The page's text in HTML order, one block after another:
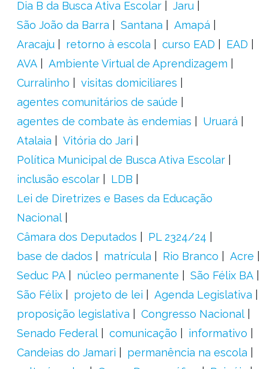
Dia B da Busca Ativa Escolar
Jaru
São João da Barra
Santana
Amapá
Aracaju
retorno à escola curso EAD
EAD
AVA
Ambiente Virtual de Aprendizagem
Curralinho
visitas domiciliares
agentes comunitários de saúde
agentes de combate às endemias
Uruará
Atalaia
Vitória do Jari
Política Municipal de Busca Ativa Escolar
inclusão escolar
LDB
Lei de Diretrizes e Bases da Educação
Nacional
Câmara dos Deputados
PL 2324/24
base de dados
matrícula Rio Branco
Acre
Seduc PA
núcleo permanente
São Félix BA
São Félix
projeto de lei
Agenda Legislativa
proposição legislativa
Congresso Nacional
Senado Federal
comunicação
informativo
Candeias do Jamari
permanência na escola